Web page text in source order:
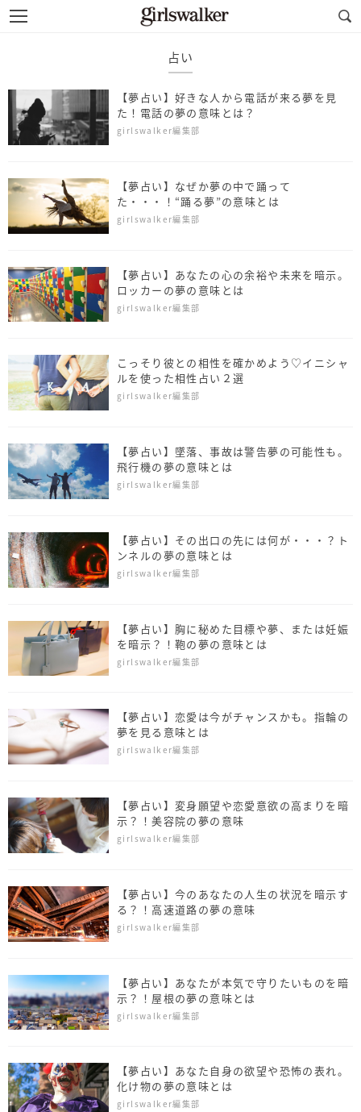
占い
【夢占い】好きな人から電話が来る夢を見
た！電話の夢の意味とは？
girlswalker編集部
【夢占い】なぜか夢の中で踊って
た・・・！“踊る夢”の意味とは
girlswalker編集部
【夢占い】あなたの心の余裕や未来を暗示。
ロッカーの夢の意味とは
girlswalker編集部
こっそり彼との相性を確かめよう♡イニシャ
ルを使った相性占い２選
girlswalker編集部
【夢占い】墜落、事故は警告夢の可能性も。
飛行機の夢の意味とは
girlswalker編集部
【夢占い】その出口の先には何が・・・？ト
ンネルの夢の意味とは
girlswalker編集部
【夢占い】胸に秘めた目標や夢、または妊娠
を暗示？！鞄の夢の意味とは
girlswalker編集部
【夢占い】恋愛は今がチャンスかも。指輪の
夢を見る意味とは
girlswalker編集部
【夢占い】変身願望や恋愛意欲の高まりを暗
示？！美容院の夢の意味
girlswalker編集部
【夢占い】今のあなたの人生の状況を暗示す
る？！高速道路の夢の意味
girlswalker編集部
【夢占い】あなたが本気で守りたいものを暗
示？！屋根の夢の意味とは
girlswalker編集部
【夢占い】あなた自身の欲望や恐怖の表れ。
化け物の夢の意味とは
girlswalker編集部